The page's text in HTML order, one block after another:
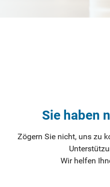
Sie haben
Zögern Sie nicht, uns zu
Wir helfen